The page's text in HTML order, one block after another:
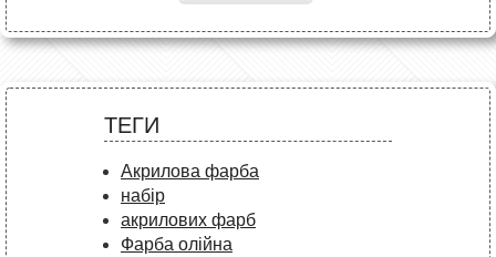
ТЕГИ
Акрилова фарба
набір
акрилових фарб
Фарба олійна